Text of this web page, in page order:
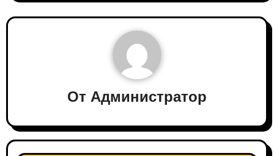
От Администратор